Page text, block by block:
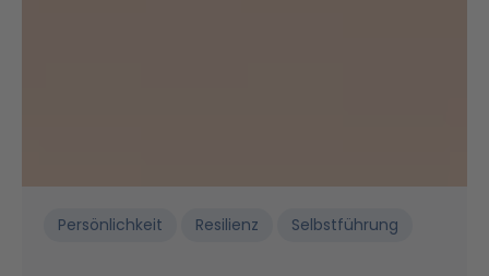
Persönlichkeit Resilienz Selbstführung